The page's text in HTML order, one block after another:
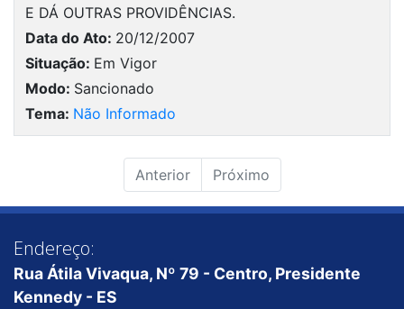
E DÁ OUTRAS PROVIDÊNCIAS.
Data do Ato: 20/12/2007
Situação: Em Vigor
Modo: Sancionado
Tema: Não Informado
Anterior Próximo
Endereço:
Rua Átila Vivaqua, Nº 79 - Centro, Presidente
Kennedy - ES